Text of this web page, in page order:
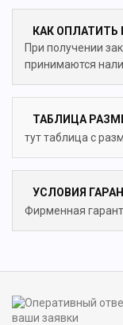
КАК ОПЛАТИТЬ
При получении
принимаются
ТАБЛИЦА
тут таблица с
УСЛОВИЯ
Фирменная
ваши заявки